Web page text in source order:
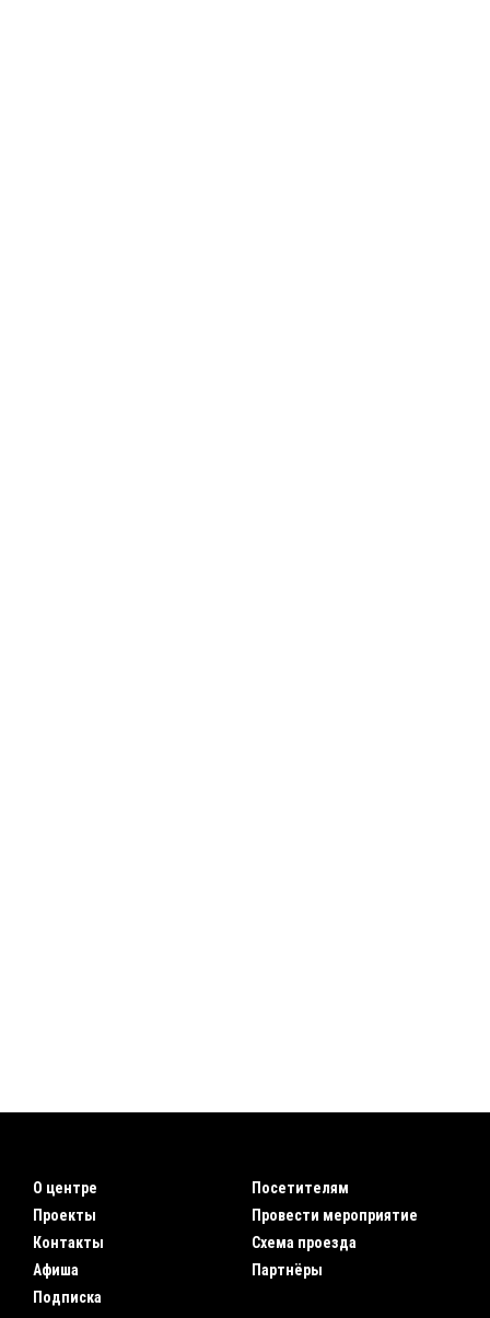
О центре
Проекты
Контакты
Афиша
Подписка
Посетителям
Провести мероприятие
Схема проезда
Партнёры